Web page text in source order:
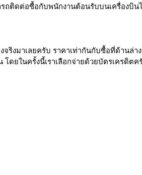
รถติดต่อซื้อกับพนักงานต้อนรับบนเครื่องบิน
ริงมาเลยครับ ราคาเท่ากันกับซื้อที่ด้านล่า
ดยในครั้งนี้เราเลือกจ่ายด้วยบัตรเครดิตค